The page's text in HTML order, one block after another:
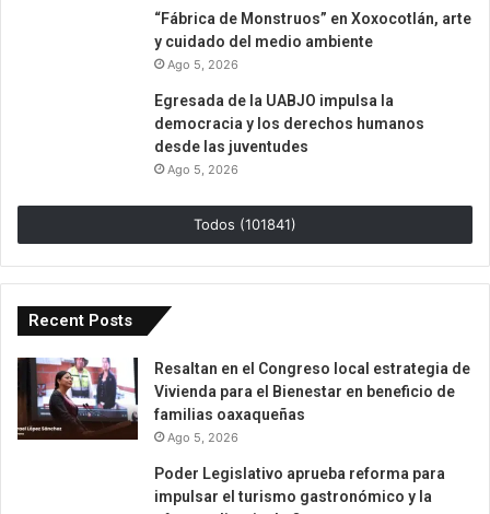
“Fábrica de Monstruos” en Xoxocotlán, arte
y cuidado del medio ambiente
Ago 5, 2026
Egresada de la UABJO impulsa la
democracia y los derechos humanos
desde las juventudes
Ago 5, 2026
Todos (101841)
Recent Posts
Resaltan en el Congreso local estrategia de
Vivienda para el Bienestar en beneficio de
familias oaxaqueñas
Ago 5, 2026
Poder Legislativo aprueba reforma para
impulsar el turismo gastronómico y la